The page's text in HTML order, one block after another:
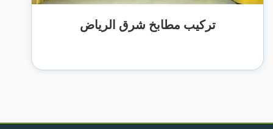
تركيب مطابخ شرق الرياض